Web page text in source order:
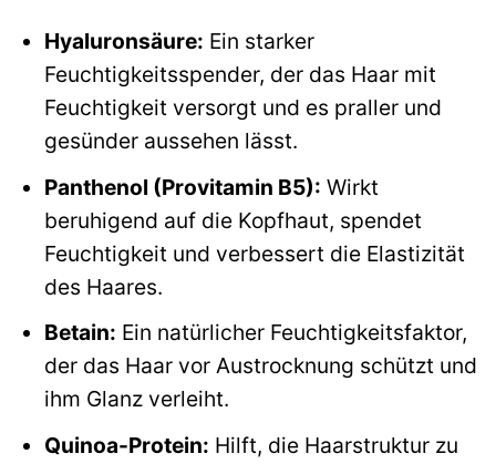
Hyaluronsäure: Ein starker
Feuchtigkeitsspender, der das Haar mit
Feuchtigkeit versorgt und es praller und
gesünder aussehen lässt.
Panthenol (Provitamin B5): Wirkt
beruhigend auf die Kopfhaut, spendet
Feuchtigkeit und verbessert die Elastizität
des Haares.
Betain: Ein natürlicher Feuchtigkeitsfaktor,
der das Haar vor Austrocknung schützt und
ihm Glanz verleiht.
Quinoa-Protein: Hilft, die Haarstruktur zu